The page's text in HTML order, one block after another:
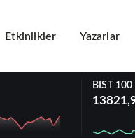
Etkinlikler Yazarlar
BIST 100